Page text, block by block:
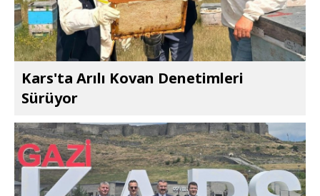
Kars'ta Arılı Kovan Denetimleri
Sürüyor